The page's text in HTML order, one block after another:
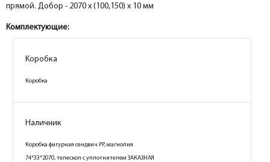
прямой. Добор - 2070 х (100,150) х 10 мм
Комплектующие:
Коробка
Коробка
Наличник
Коробка фигурная сендвич PP, магнолия
74*33*2070, телескоп с уплотнителем ЗАКАЗНАЯ